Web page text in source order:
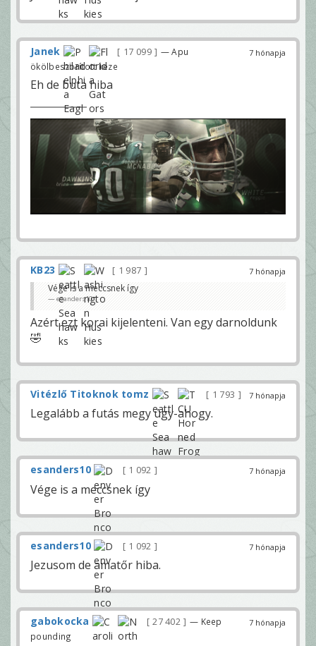
7 hónapja
Janek 17 099
— Apu
ökölbeszorított keze
Eh de buta hiba
7 hónapja
KB23
1 987
Vége is a meccsnek így
esanders10
Azért ezt korai kijelenteni. Van egy darnoldunk
🤣
7 hónapja
Vitézlő Titoknok tomz 1 793
Legalább a futás megy úgy-ahogy.
7 hónapja
esanders10 1 092
Vége is a meccsnek így
7 hónapja
esanders10 1 092
Jezusom de amatőr hiba.
7 hónapja
gabokocka 27 402
— Keep
pounding